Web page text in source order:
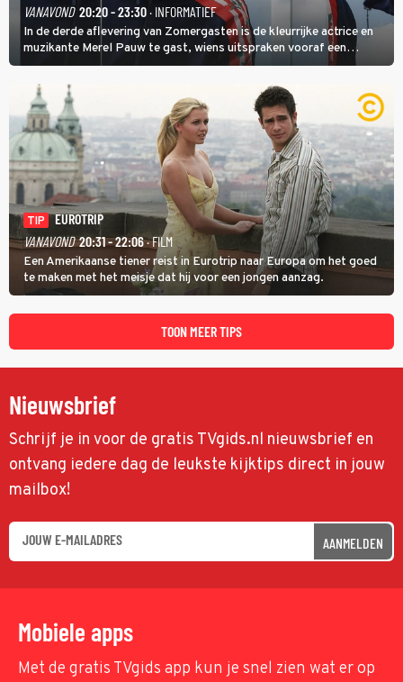
VANAVOND 20:20 - 23:30· INFORMATIEF
In de derde aflevering van Zomergasten is de kleurrijke actrice en
muzikante Merel Pauw te gast, wiens uitspraken vooraf een
boeiende avond beloven: 'Mijn ideale televisieavond is zoals mijn
identiteit: grenzeloos, absurd en vol angsten'.
TIP
EUROTRIP
VANAVOND 20:31 - 22:06· FILM
Een Amerikaanse tiener reist in Eurotrip naar Europa om het goed
te maken met het meisje dat hij voor een jongen aanzag.
TOON MEER TIPS
Nieuwsbrief
Schrijf je in voor de gratis TVgids.nl nieuwsbrief en
ontvang iedere dag de leukste kijktips direct in jouw
mailbox!
AANMELDEN
Mobiele apps
Met de gratis TVgids app kun je snel zien wat er op